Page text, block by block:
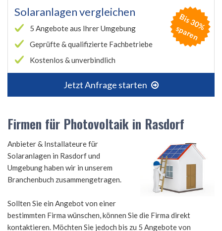
Solaranlagen vergleichen
5 Angebote aus Ihrer Umgebung
Geprüfte & qualifizierte Fachbetriebe
Kostenlos & unverbindlich
Jetzt Anfrage starten
B
is
3
0
%
s
p
a
r
e
n
Firmen für Photovoltaik in Rasdorf
Anbieter & Installateure für
Solaranlagen in Rasdorf und
Umgebung haben wir in unserem
Branchenbuch zusammengetragen.
Sollten Sie ein Angebot von einer
bestimmten Firma wünschen, können Sie die Firma direkt
kontaktieren. Möchten Sie jedoch bis zu 5 Angebote von